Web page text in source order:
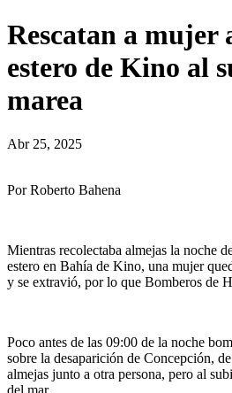
Rescatan a mujer
estero de Kino al
marea
Abr 25, 2025
Por Roberto Bahena
Mientras recolectaba almejas la noche
estero en Bahía de Kino, una mujer
y se extravió, por lo que Bomberos de
Poco antes de las 09:00 de la noche
sobre la desaparición de Concepción,
almejas junto a otra persona, pero al
del mar.